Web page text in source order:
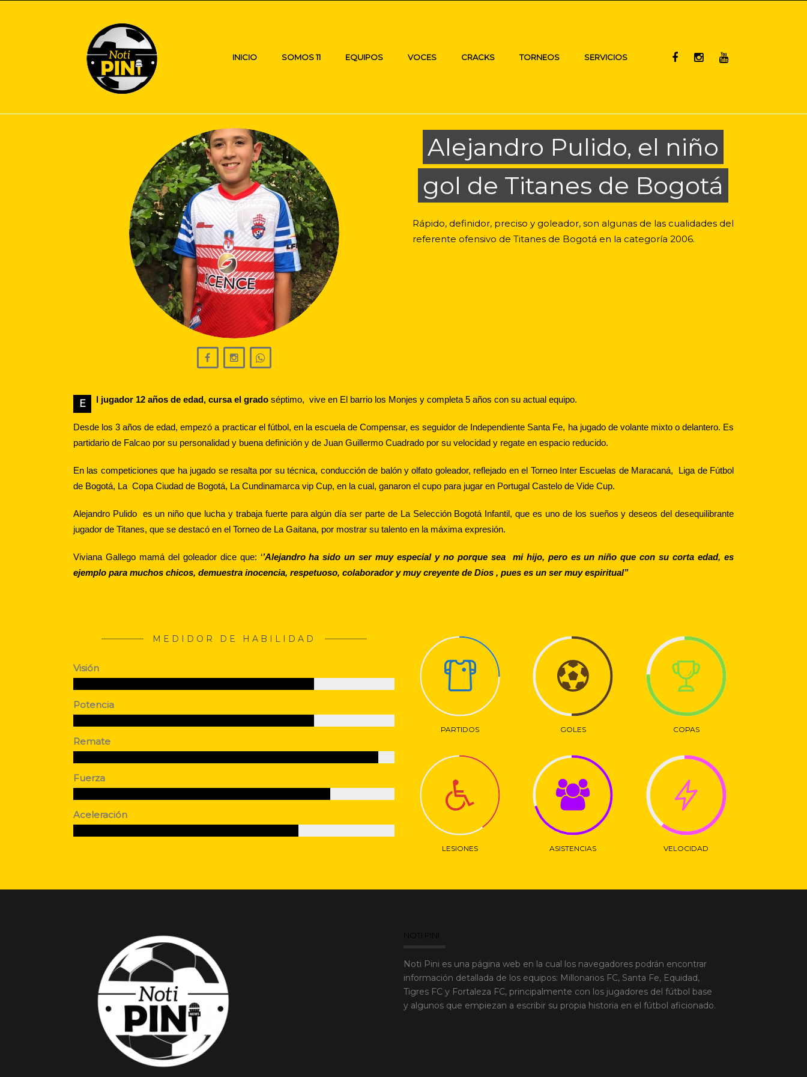
INICIO SOMOS 11 EQUIPOS VOCES CRACKS TORNEOS SERVICIOS
Alejandro Pulido, el niño
gol de Titanes de Bogotá
Rápido, definidor, preciso y goleador, son algunas de las cualidades del
referente ofensivo de Titanes de Bogotá en la categoría 2006.
E l jugador 12 años de edad, cursa el grado séptimo, vive en El barrio los Monjes y completa 5 años con su actual equipo.
Desde los 3 años de edad, empezó a practicar el fútbol, en la escuela de Compensar, es seguidor de Independiente Santa Fe, ha jugado de volante mixto o delantero. Es
partidario de Falcao por su personalidad y buena definición y de Juan Guillermo Cuadrado por su velocidad y regate en espacio reducido.
En las competiciones que ha jugado se resalta por su técnica, conducción de balón y olfato goleador, reflejado en el Torneo Inter Escuelas de Maracaná, Liga de Fútbol
de Bogotá, La Copa Ciudad de Bogotá, La Cundinamarca vip Cup, en la cual, ganaron el cupo para jugar en Portugal Castelo de Vide Cup.
Alejandro Pulido es un niño que lucha y trabaja fuerte para algún día ser parte de La Selección Bogotá Infantil, que es uno de los sueños y deseos del desequilibrante
jugador de Titanes, que se destacó en el Torneo de La Gaitana, por mostrar su talento en la máxima expresión.
Viviana Gallego mamá del goleador dice que: ‘’Alejandro ha sido un ser muy especial y no porque sea mi hijo, pero es un niño que con su corta edad, es
ejemplo para muchos chicos, demuestra inocencia, respetuoso, colaborador y muy creyente de Dios , pues es un ser muy espiritual’’
MEDIDOR DE HABILIDAD
Visión
Potencia
Remate
Fuerza
Aceleración
PARTIDOS
LESIONES
GOLES
ASISTENCIAS
COPAS
VELOCIDAD
NOTI PINI
Noti Pini es una página web en la cual los navegadores podrán encontrar
información detallada de los equipos: Millonarios FC, Santa Fe, Equidad,
Tigres FC y Fortaleza FC, principalmente con los jugadores del fútbol base
y algunos que empiezan a escribir su propia historia en el fútbol aficionado.